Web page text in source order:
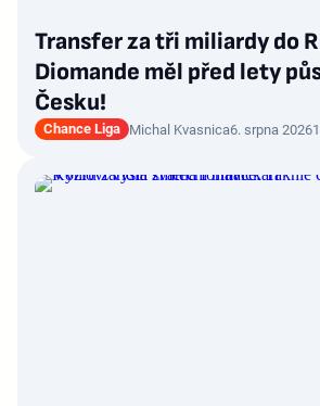
Transfer za tři miliardy do
Diomande měl před lety
Česku!
Chance Liga Michal Kvasnica6. srpna 2026